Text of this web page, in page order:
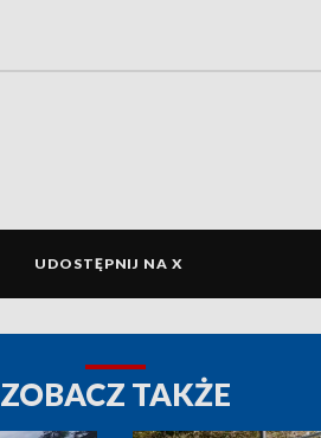
UDOSTĘPNIJ NA X
ZOBACZ TAKŻE